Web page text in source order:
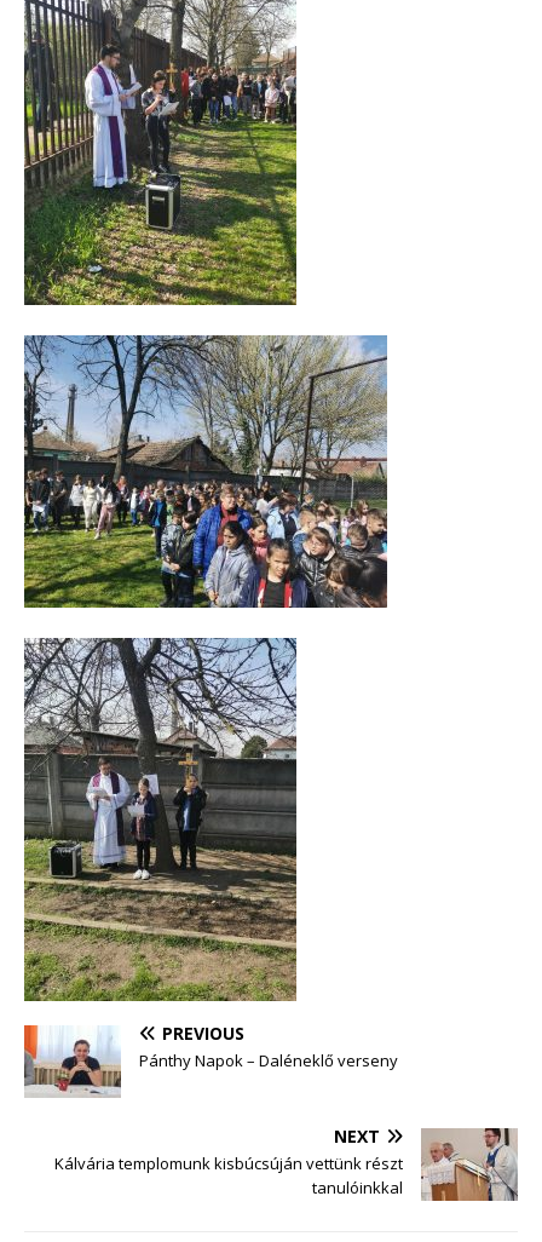
PREVIOUS
Pánthy Napok – Daléneklő verseny
NEXT
Kálvária templomunk kisbúcsúján vettünk részt
tanulóinkkal